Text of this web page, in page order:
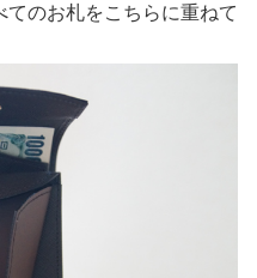
のお札をこちらに重ねて